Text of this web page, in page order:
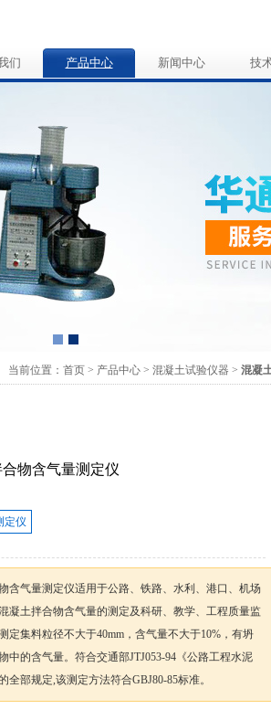
们 产品中心 新闻中心 技
当前位置： 首页 > 产品中心 > 混凝土试验仪器 > 混凝
物含气量测定仪
定仪
含气量测定仪适用于公路、铁路、水利、港口、机场
凝土拌合物含气量的测定及科研、教学、工程质量监
定集料粒径不大于40mm，含气量不大于10%，有坍
中的含气量。符合交通部JTJ053-94《公路工程水泥
全部规定,该测定方法符合GBJ80-85标准。